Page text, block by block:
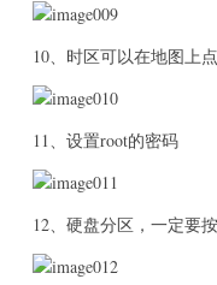
10、时区可以在地图上
11、设置root的密码
12、硬盘分区，一定要